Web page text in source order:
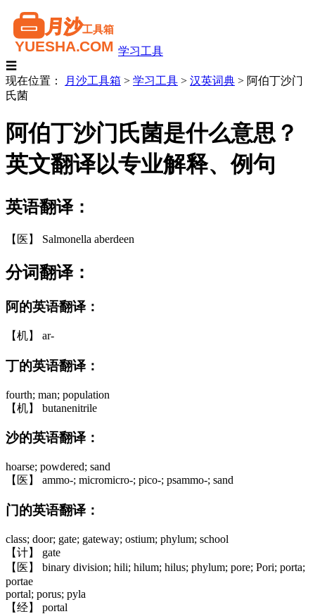
学习工具
☰
现在位置：
月沙工具箱 > 学习工具 > 汉英词典 > 阿伯丁沙门
氏菌
阿伯丁沙门氏菌是什么意思？
英文翻译以专业解释、例句
英语翻译：
【医】 Salmonella aberdeen
分词翻译：
阿的英语翻译：
【机】 ar-
丁的英语翻译：
fourth; man; population
【机】 butanenitrile
沙的英语翻译：
hoarse; powdered; sand
【医】 ammo-; micromicro-; pico-; psammo-; sand
门的英语翻译：
class; door; gate; gateway; ostium; phylum; school
【计】 gate
【医】 binary division; hili; hilum; hilus; phylum; pore; Pori; porta;
portae
portal; porus; pyla
【经】 portal